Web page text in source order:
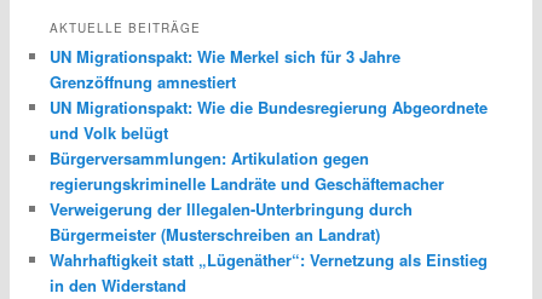
h
n
AKTUELLE BEITRÄGE
UN Migrationspakt: Wie Merkel sich für 3 Jahre
Grenzöffnung amnestiert
UN Migrationspakt: Wie die Bundesregierung Abgeordnete
und Volk belügt
Bürgerversammlungen: Artikulation gegen
regierungskriminelle Landräte und Geschäftemacher
Verweigerung der Illegalen-Unterbringung durch
Bürgermeister (Musterschreiben an Landrat)
Wahrhaftigkeit statt „Lügenäther“: Vernetzung als Einstieg
in den Widerstand